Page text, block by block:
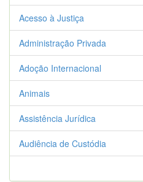
Acesso à Justiça
Administração Privada
Adoção Internacional
Animais
Assistência Jurídica
Audiência de Custódia